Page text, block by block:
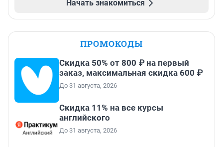
Начать знакомиться
ПРОМОКОДЫ
Скидка 50% от 800 ₽ на первый
заказ, максимальная скидка 600 ₽
До 31 августа, 2026
Скидка 11% на все курсы
английского
До 31 августа, 2026